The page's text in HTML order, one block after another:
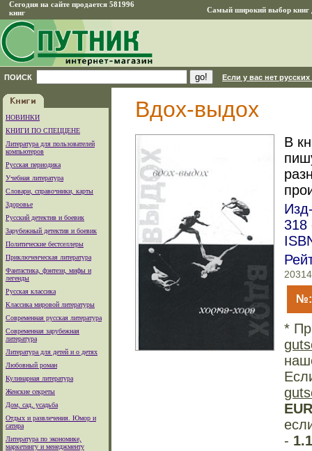
Сегодня на сайте продается 581996
книг
Самый широкий выбор книг
ПОИСК Если у вас нет
НОВИНКИ
КНИГИ ПО СПЕЦЦЕНЕ
Литература для пользователей
компьютеров
Русская периодика
Учебная литература
Словари, справочники, карты
Здоровье
Русский детектив и боевик
Зарубежный детектив и боевик
Политические бестселлеры
Приключенческая литература
Фантастика, фэнтези, мифы и
легенды
Русская классика
Классика мировой литературы
Современная русская литература
Современная зарубежная
литература
Литература для детей и о детях
Любовный роман
Кулинарная литература
Женские секреты
Дом, сад, усадьба
Отдых и развлечения. Юмор и
сатира
Литература по экономике,
маркетингу и менеджменту
Вдох-выдох
В
318
20314
*
EUR
-